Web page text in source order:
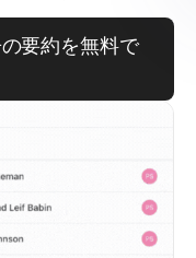
要約を無料で